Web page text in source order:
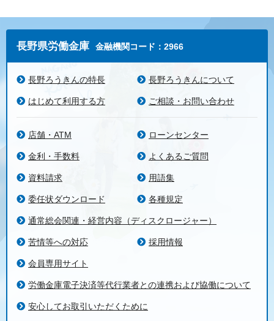
長野県労働金庫 金融機関コード：2966
長野ろうきんの特長 長野ろうきんについて
はじめて利用する方 ご相談・お問い合わせ
店舗・ATM ローンセンター
金利・手数料 よくあるご質問
資料請求 用語集
委任状ダウンロード 各種規定
通常総会関連・経営内容（ディスクロージャー）
苦情等への対応 採用情報
会員専用サイト
労働金庫電子決済等代行業者との連携および協働について
安心してお取引いただくために